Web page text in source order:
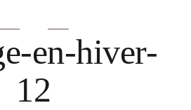
en-hiver-
12